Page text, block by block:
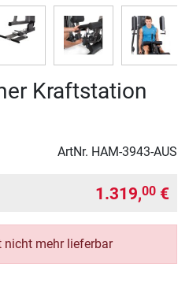
Kraftstation
ArtNr. HAM-3943-AUS
1.319,00 €
nicht mehr lieferbar